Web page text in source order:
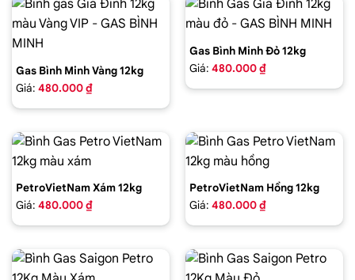
Gas Bình Minh Vàng 12kg
Giá: 480.000 ₫
Gas Bình Minh Đỏ 12kg
Giá: 480.000 ₫
PetroVietNam Xám 12kg
Giá: 480.000 ₫
PetroVietNam Hồng 12kg
Giá: 480.000 ₫